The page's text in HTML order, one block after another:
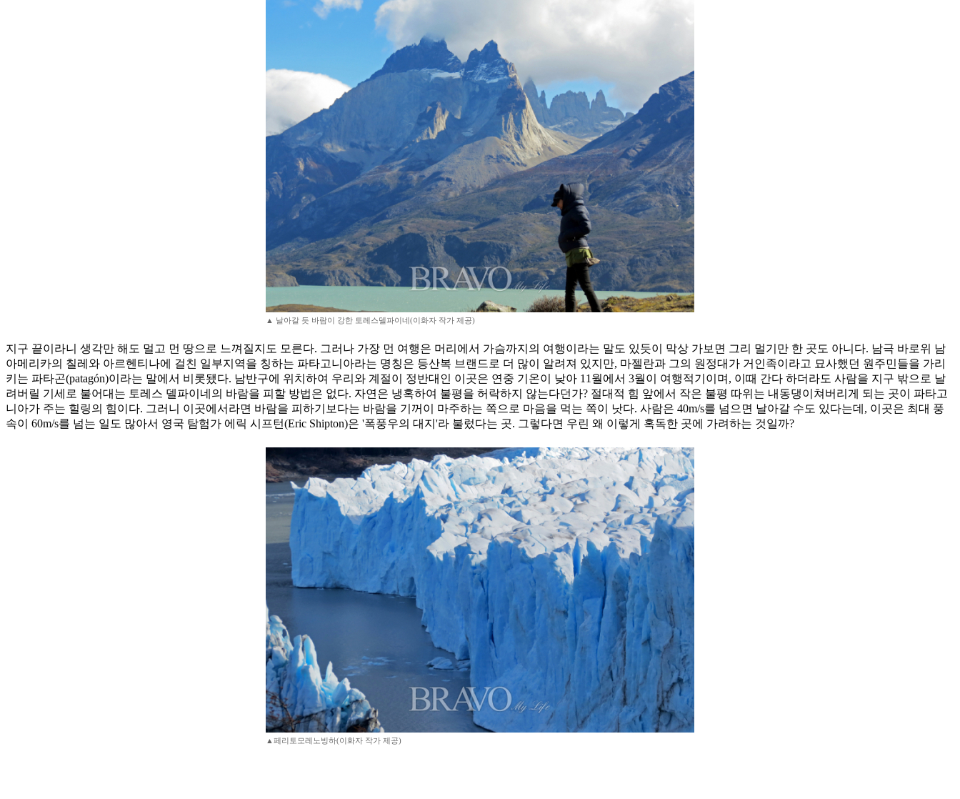
▲ 날아갈 듯 바람이 강한 토레스델파이네(이화자 작가 제공)
지구 끝이라니 생각만 해도 멀고 먼 땅으로 느껴질지도 모른다. 그러나 가장 먼 여행은 머리에서 가슴까지의 여행이라는 말도 있듯이 막상 가보면 그리 멀기만 한 곳도 아니다. 남극 바로위 남
아메리카의 칠레와 아르헨티나에 걸친 일부지역을 칭하는 파타고니아라는 명칭은 등산복 브랜드로 더 많이 알려져 있지만, 마젤란과 그의 원정대가 거인족이라고 묘사했던 원주민들을 가리
키는 파타곤(patagón)이라는 말에서 비롯됐다. 남반구에 위치하여 우리와 계절이 정반대인 이곳은 연중 기온이 낮아 11월에서 3월이 여행적기이며, 이때 간다 하더라도 사람을 지구 밖으로 날
려버릴 기세로 불어대는 토레스 델파이네의 바람을 피할 방법은 없다. 자연은 냉혹하여 불평을 허락하지 않는다던가? 절대적 힘 앞에서 작은 불평 따위는 내동댕이쳐버리게 되는 곳이 파타고
니아가 주는 힐링의 힘이다. 그러니 이곳에서라면 바람을 피하기보다는 바람을 기꺼이 마주하는 쪽으로 마음을 먹는 쪽이 낫다. 사람은 40m/s를 넘으면 날아갈 수도 있다는데, 이곳은 최대 풍
속이 60m/s를 넘는 일도 많아서 영국 탐험가 에릭 시프턴(Eric Shipton)은 '폭풍우의 대지'라 불렀다는 곳. 그렇다면 우린 왜 이렇게 혹독한 곳에 가려하는 것일까?
▲페리토모레노빙하(이화자 작가 제공)